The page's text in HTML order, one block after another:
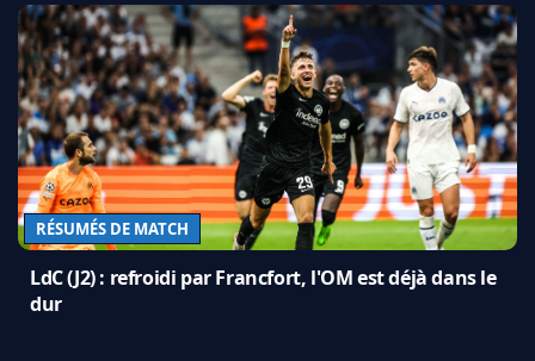
RÉSUMÉS DE MATCH
LdC (J2) : refroidi par Francfort, l'OM est déjà dans le
dur